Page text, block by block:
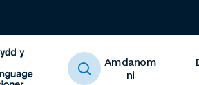
Amdanom
ni